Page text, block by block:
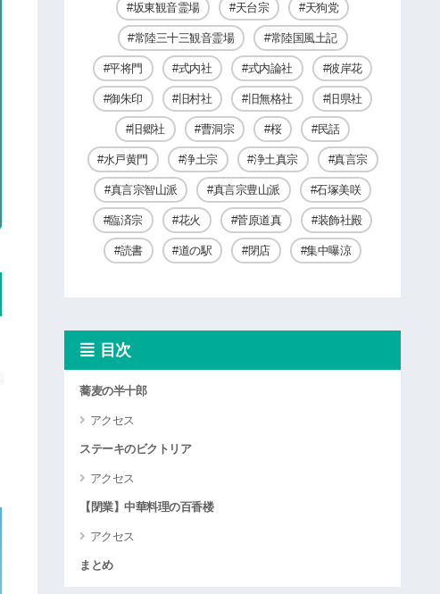
坂東観音霊場 天台宗 天狗党
常陸三十三観音霊場 常陸国風土記
平将門 式内社 式内論社 彼岸花
御朱印 旧村社 旧無格社 旧県社
旧郷社 曹洞宗 桜 民話
水戸黄門 浄土宗 浄土真宗 真言宗
真言宗智山派 真言宗豊山派 石塚美咲
臨済宗 花火 菅原道真 装飾社殿
読書 道の駅 閉店 集中曝涼
目次
蕎麦の半十郎
アクセス
ステーキのビクトリア
アクセス
【閉業】中華料理の百香楼
アクセス
まとめ